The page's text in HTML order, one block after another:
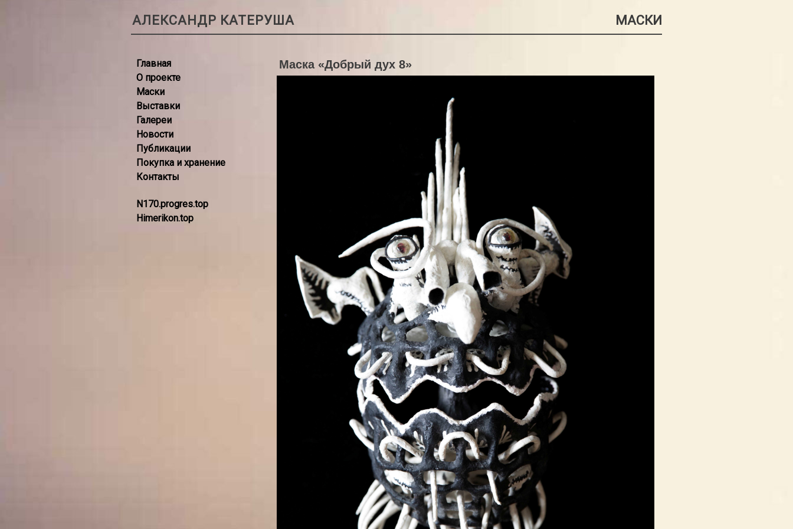
АЛЕКСАНДР КАТЕРУША МАСКИ
Главная
О проекте
Маски
Выставки
Галереи
Новости
Публикации
Покупка и хранение
Контакты
N170.progres.top
Himerikon.top
Маска «Добрый дух 8»